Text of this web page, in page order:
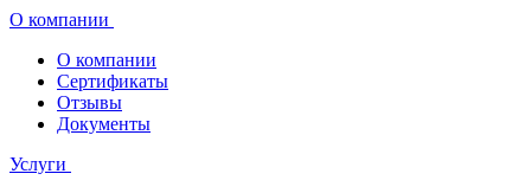
О компании
О компании
Сертификаты
Отзывы
Документы
Услуги